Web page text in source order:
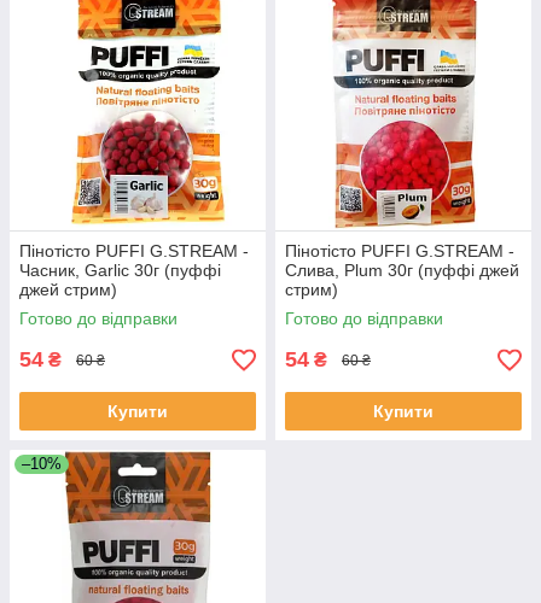
Пінотісто PUFFI G.STREAM -
Часник, Garlic 30г (пуффі
джей стрим)
Готово до відправки
54 ₴ 60 ₴
Купити
Пінотісто PUFFI G.STREAM -
Слива, Plum 30г (пуффі джей
стрим)
Готово до відправки
54 ₴ 60 ₴
Купити
–10%